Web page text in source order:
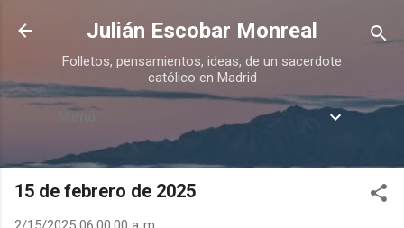
Ir al contenido principal
Julián Escobar Monreal
Folletos, pensamientos, ideas, de un sacerdote
católico en Madrid
Menú
15 de febrero de 2025